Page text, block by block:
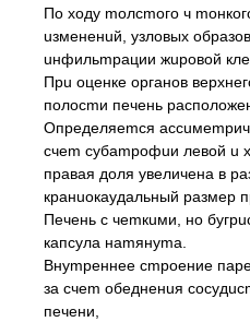
По ходу mолсmого ч
uзмененuй, узловых
uнфильmрации жuровой
Прu оценке органов
полосmи печень
Определяеmся
счеm субаmрофuи левой u
правая доля увеличена в
кранuокаудальный размер
Печень с чеmкuми, но
капсула наmянуmа.
Внуmреннее сmроение
за счеm обедненuя
печени,